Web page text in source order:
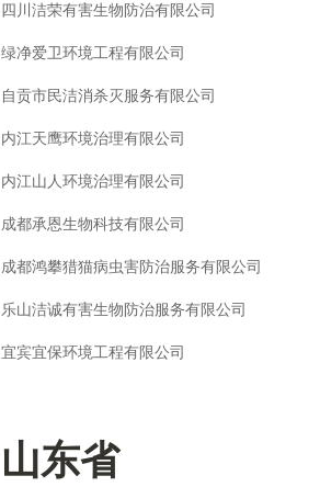
四川洁荣有害生物防治有限公司
绿净爱卫环境工程有限公司
自贡市民洁消杀灭服务有限公司
内江天鹰环境治理有限公司
内江山人环境治理有限公司
成都承恩生物科技有限公司
成都鸿攀猎猫病虫害防治服务有限公司
乐山洁诚有害生物防治服务有限公司
宜宾宜保环境工程有限公司
山东省